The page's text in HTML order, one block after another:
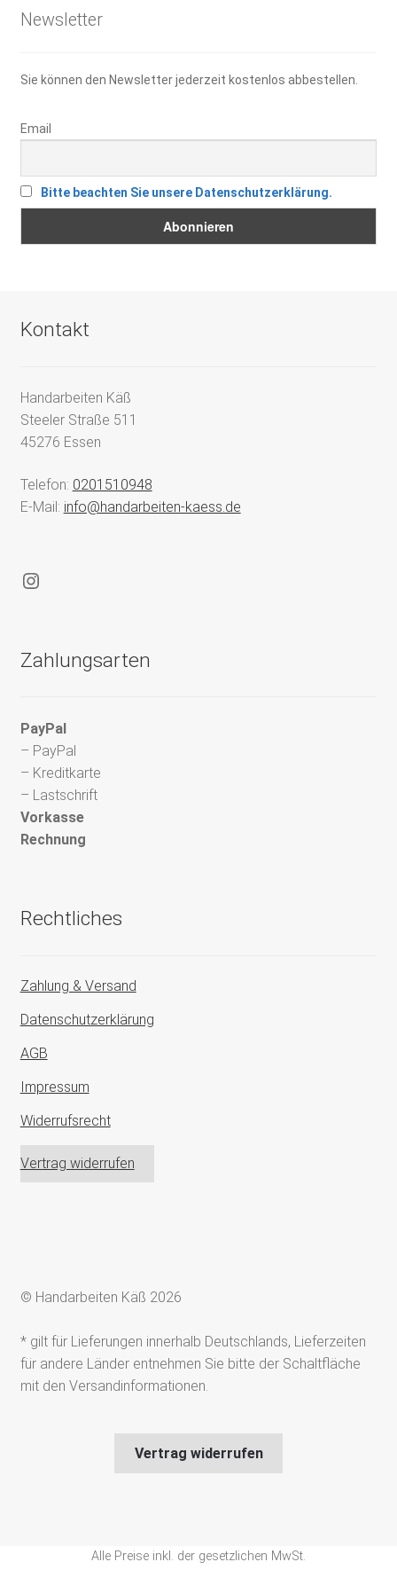
Newsletter
Sie können den Newsletter jederzeit kostenlos abbestellen.
Email
Bitte beachten Sie unsere Datenschutzerklärung.
Kontakt
Handarbeiten Käß
Steeler Straße 511
45276 Essen
Telefon: 0201510948
E-Mail: info@handarbeiten-kaess.de
Instagram
Zahlungsarten
PayPal
– PayPal
– Kreditkarte
– Lastschrift
Vorkasse
Rechnung
Rechtliches
Zahlung & Versand
Datenschutzerklärung
AGB
Impressum
Widerrufsrecht
Vertrag widerrufen
© Handarbeiten Käß 2026
* gilt für Lieferungen innerhalb Deutschlands, Lieferzeiten
für andere Länder entnehmen Sie bitte der Schaltfläche
mit den Versandinformationen.
Vertrag widerrufen
Alle Preise inkl. der gesetzlichen MwSt.